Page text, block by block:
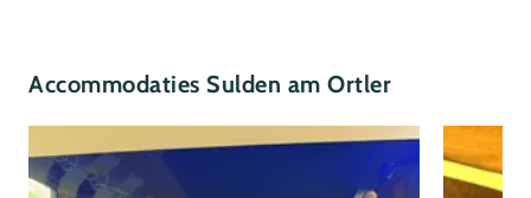
Accommodaties Sulden am Ortler